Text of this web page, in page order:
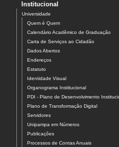
Institucional
Universidade
Quem é Quem
Calendário Acadêmico de Graduação
Carta de Serviços ao Cidadão
Dados Abertos
Endereços
Estatuto
Identidade Visual
Organograma Institucional
PDI - Plano de Desenvolvimento
Plano de Transformação Digital
Servidores
Unipampa em Números
Publicações
Processos de Contas Anuais